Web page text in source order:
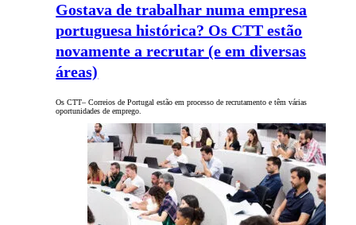
Gostava de trabalhar numa empresa
portuguesa histórica? Os CTT estão
novamente a recrutar (e em diversas
áreas)
Os CTT– Correios de Portugal estão em processo de recrutamento e têm várias
oportunidades de emprego.